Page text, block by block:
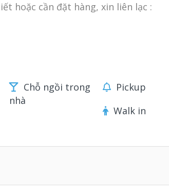
hoặc cần đặt hàng, xin liên lạc :
Chỗ ngồi trong
nhà
Pickup
Walk in